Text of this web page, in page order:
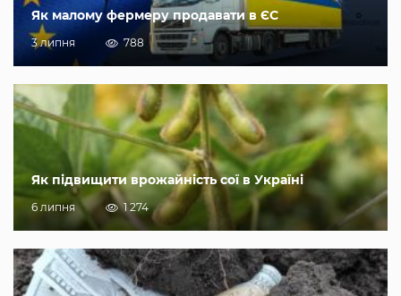
Як малому фермеру продавати в ЄС
3 липня 788
Як підвищити врожайність сої в Україні
6 липня 1 274